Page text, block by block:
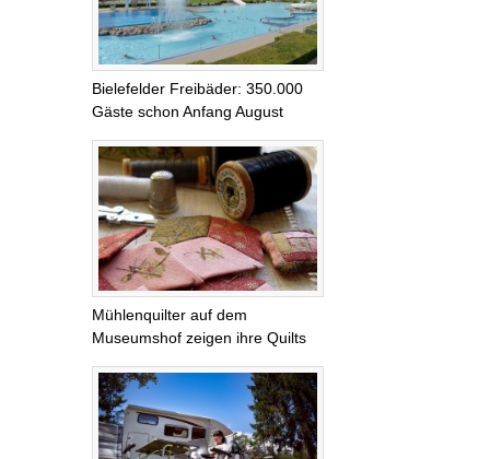
Bielefelder Freibäder: 350.000
Gäste schon Anfang August
Mühlenquilter auf dem
Museumshof zeigen ihre Quilts